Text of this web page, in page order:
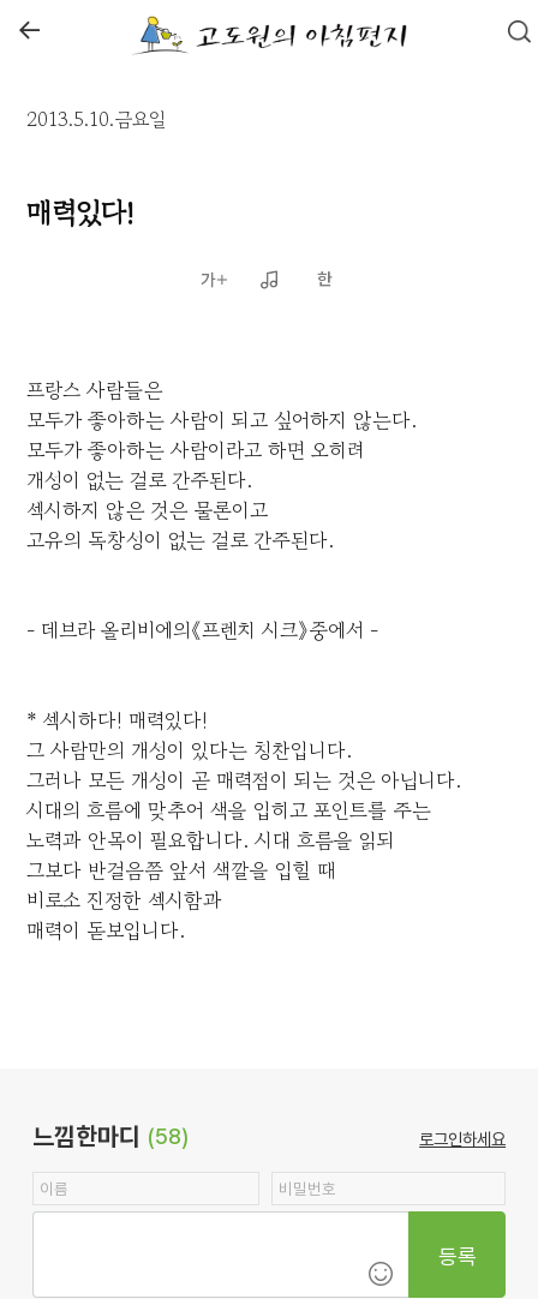
←
2013.5.10.금요일
매력있다!
프랑스 사람들은
모두가 좋아하는 사람이 되고 싶어하지 않는다.
모두가 좋아하는 사람이라고 하면 오히려
개성이 없는 걸로 간주된다.
섹시하지 않은 것은 물론이고
고유의 독창성이 없는 걸로 간주된다.
- 데브라 올리비에의《프렌치 시크》중에서 -
* 섹시하다! 매력있다!
그 사람만의 개성이 있다는 칭찬입니다.
그러나 모든 개성이 곧 매력점이 되는 것은 아닙니다.
시대의 흐름에 맞추어 색을 입히고 포인트를 주는
노력과 안목이 필요합니다. 시대 흐름을 읽되
그보다 반걸음쯤 앞서 색깔을 입힐 때
비로소 진정한 섹시함과
매력이 돋보입니다.
느낌한마디 (58) 로그인하세요
등록